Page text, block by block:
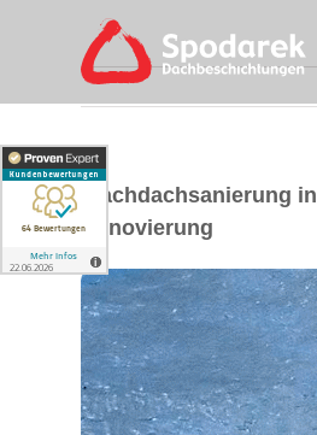
Flachdachsanierung
Renovierung